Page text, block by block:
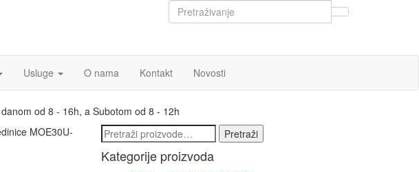
Usluge O nama Kontakt Novosti
od 8 - 16h, a Subotom od 8 - 12h
MOE30U-
Pretraži: Pretraži
Kategorije proizvoda